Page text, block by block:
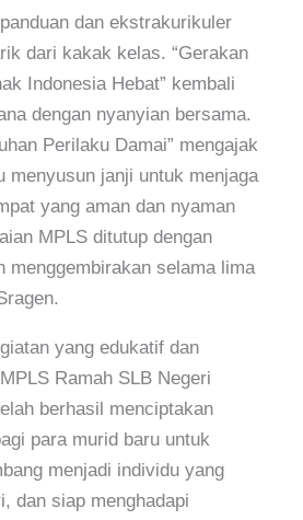
dan ekstrakurikuler
dari kakak kelas. “Gerakan
Indonesia Hebat” kembali
dengan nyanyian bersama.
Perilaku Damai” mengajak
menyusun janji untuk menjaga
yang aman dan nyaman
MPLS ditutup dengan
menggembirakan selama lima
yang edukatif dan
Ramah SLB Negeri
berhasil menciptakan
para murid baru untuk
menjadi individu yang
dan siap menghadapi